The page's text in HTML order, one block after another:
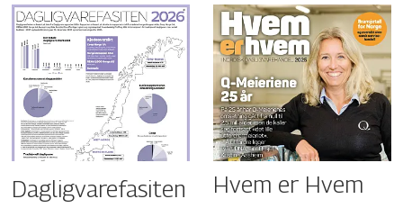
Dagligvarefasiten Hvem er Hvem